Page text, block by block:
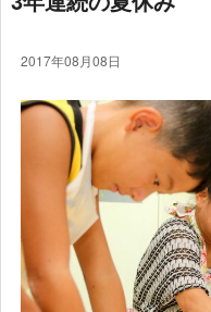
2017年08月08日